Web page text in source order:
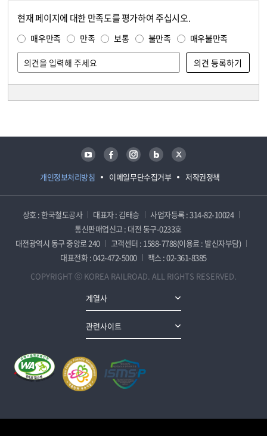
현재 페이지에 대한 만족도를 평가하여 주십시오.
매우만족 만족 보통 불만족 매우불만족
개인정보처리방침 이메일무단수집거부 저작권정책
유튜브 페이스북 인스타그램 블로그 트위터
상호 : 한국철도공사 대표자 : 김태승
사업자등록 : 314-82-10024
통신판매업신고 : 대전 동구-0233호
대전광역시 동구 중앙로 240
고객센터 : 1588-7788(이용료 : 발신자부담)
대표전화 : 042-472-5000
팩스 : 02-361-8385
COPYRIGHT ⓒ KOREA RAILROAD. ALL RIGHTS RESERVED.
계열사
관련사이트